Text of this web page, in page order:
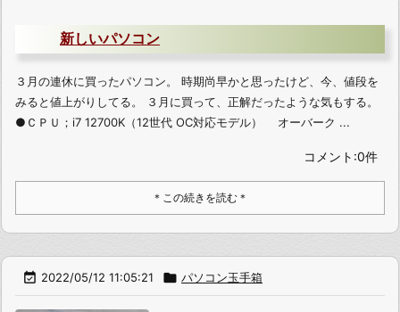
新しいパソコン
３月の連休に買ったパソコン。 時期尚早かと思ったけど、今、値段を
みると値上がりしてる。 ３月に買って、正解だったような気もする。
●ＣＰＵ；i7 12700K（12世代 OC対応モデル） オーバーク ...
コメント:0件
＊この続きを読む＊
 2022/05/12 11:05:21  パソコン玉手箱